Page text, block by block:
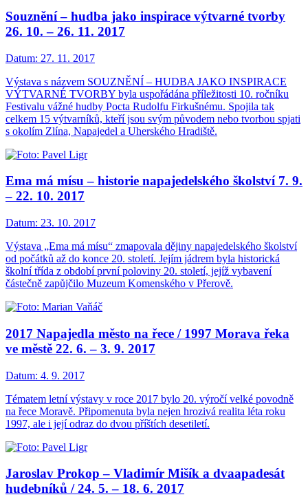
Souznění – hudba jako inspirace výtvarné tvorby
26. 10. – 26. 11. 2017
Datum: 27. 11. 2017
Výstava s názvem SOUZNĚNÍ – HUDBA JAKO INSPIRACE
VÝTVARNÉ TVORBY byla uspořádána příležitosti 10. ročníku
Festivalu vážné hudby Pocta Rudolfu Firkušnému. Spojila tak
celkem 15 výtvarníků, kteří jsou svým původem nebo tvorbou spjati
s okolím Zlína, Napajedel a Uherského Hradiště.
Ema má mísu – historie napajedelského školství 7. 9.
– 22. 10. 2017
Datum: 23. 10. 2017
Výstava „Ema má mísu“ zmapovala dějiny napajedelského školství
od počátků až do konce 20. století. Jejím jádrem byla historická
školní třída z období první poloviny 20. století, jejíž vybavení
částečně zapůjčilo Muzeum Komenského v Přerově.
2017 Napajedla město na řece / 1997 Morava řeka
ve městě 22. 6. – 3. 9. 2017
Datum: 4. 9. 2017
Tématem letní výstavy v roce 2017 bylo 20. výročí velké povodně
na řece Moravě. Připomenuta byla nejen hrozivá realita léta roku
1997, ale i její odraz do dvou příštích desetiletí.
Jaroslav Prokop – Vladimír Mišík a dvaapadesát
hudebníků / 24. 5. – 18. 6. 2017